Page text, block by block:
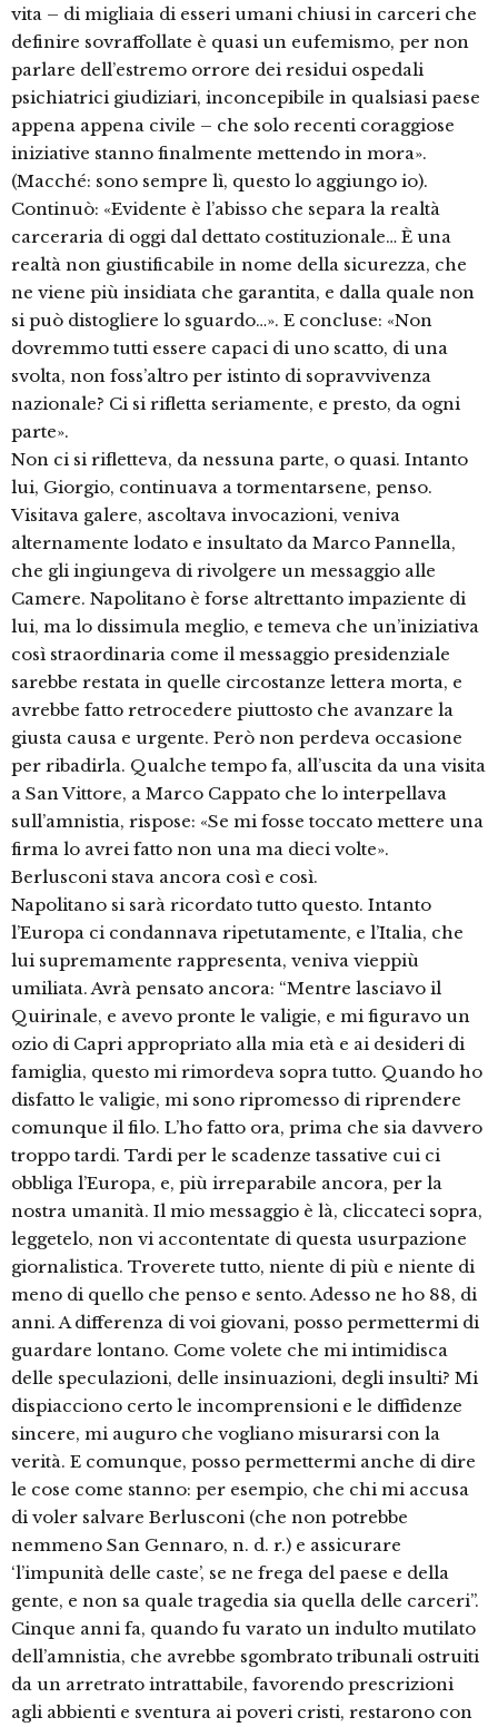
vita – di migliaia di esseri umani chiusi in carceri che
definire sovraffollate è quasi un eufemismo, per non
parlare dell’estremo orrore dei residui ospedali
psichiatrici giudiziari, inconcepibile in qualsiasi paese
appena appena civile – che solo recenti coraggiose
iniziative stanno finalmente mettendo in mora».
(Macché: sono sempre lì, questo lo aggiungo io).
Continuò: «Evidente è l’abisso che separa la realtà
carceraria di oggi dal dettato costituzionale… È una
realtà non giustificabile in nome della sicurezza, che
ne viene più insidiata che garantita, e dalla quale non
si può distogliere lo sguardo…». E concluse: «Non
dovremmo tutti essere capaci di uno scatto, di una
svolta, non foss’altro per istinto di sopravvivenza
nazionale? Ci si rifletta seriamente, e presto, da ogni
parte».
Non ci si rifletteva, da nessuna parte, o quasi. Intanto
lui, Giorgio, continuava a tormentarsene, penso.
Visitava galere, ascoltava invocazioni, veniva
alternamente lodato e insultato da Marco Pannella,
che gli ingiungeva di rivolgere un messaggio alle
Camere. Napolitano è forse altrettanto impaziente di
lui, ma lo dissimula meglio, e temeva che un’iniziativa
così straordinaria come il messaggio presidenziale
sarebbe restata in quelle circostanze lettera morta, e
avrebbe fatto retrocedere piuttosto che avanzare la
giusta causa e urgente. Però non perdeva occasione
per ribadirla. Qualche tempo fa, all’uscita da una visita
a San Vittore, a Marco Cappato che lo interpellava
sull’amnistia, rispose: «Se mi fosse toccato mettere una
firma lo avrei fatto non una ma dieci volte».
Berlusconi stava ancora così e così.
Napolitano si sarà ricordato tutto questo. Intanto
l’Europa ci condannava ripetutamente, e l’Italia, che
lui supremamente rappresenta, veniva vieppiù
umiliata. Avrà pensato ancora: “Mentre lasciavo il
Quirinale, e avevo pronte le valigie, e mi figuravo un
ozio di Capri appropriato alla mia età e ai desideri di
famiglia, questo mi rimordeva sopra tutto. Quando ho
disfatto le valigie, mi sono ripromesso di riprendere
comunque il filo. L’ho fatto ora, prima che sia davvero
troppo tardi. Tardi per le scadenze tassative cui ci
obbliga l’Europa, e, più irreparabile ancora, per la
nostra umanità. Il mio messaggio è là, cliccateci sopra,
leggetelo, non vi accontentate di questa usurpazione
giornalistica. Troverete tutto, niente di più e niente di
meno di quello che penso e sento. Adesso ne ho 88, di
anni. A differenza di voi giovani, posso permettermi di
guardare lontano. Come volete che mi intimidisca
delle speculazioni, delle insinuazioni, degli insulti? Mi
dispiacciono certo le incomprensioni e le diffidenze
sincere, mi auguro che vogliano misurarsi con la
verità. E comunque, posso permettermi anche di dire
le cose come stanno: per esempio, che chi mi accusa
di voler salvare Berlusconi (che non potrebbe
nemmeno San Gennaro, n. d. r.) e assicurare
‘l’impunità delle caste’, se ne frega del paese e della
gente, e non sa quale tragedia sia quella delle carceri”.
Cinque anni fa, quando fu varato un indulto mutilato
dell’amnistia, che avrebbe sgombrato tribunali ostruiti
da un arretrato intrattabile, favorendo prescrizioni
agli abbienti e sventura ai poveri cristi, restarono con